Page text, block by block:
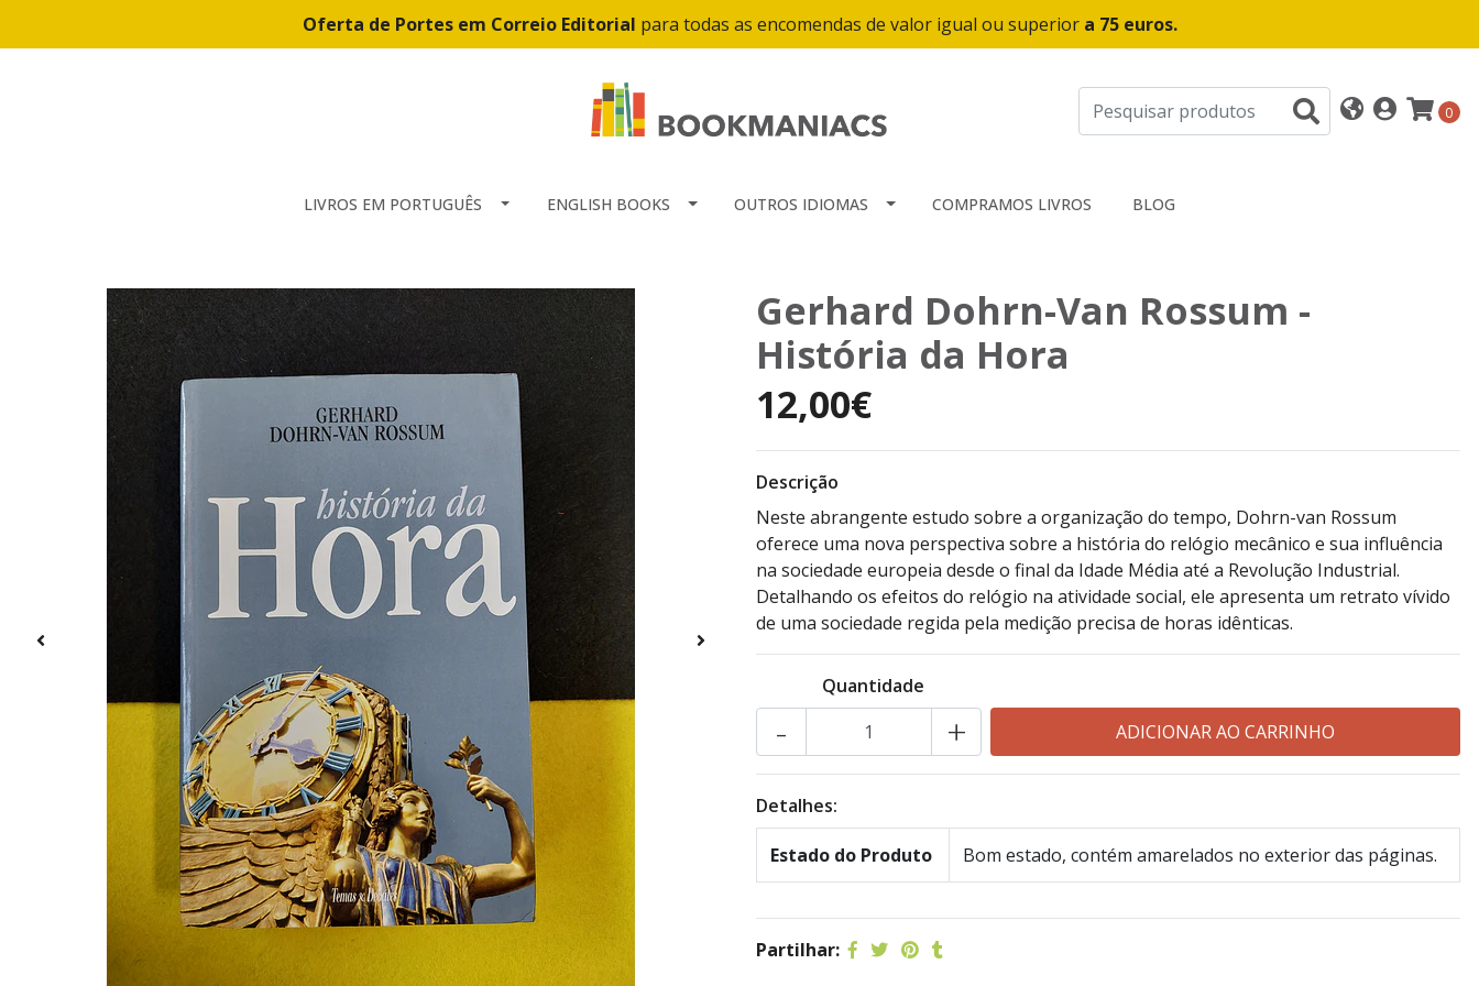
Oferta de Portes em Correio Editorial para todas as encomendas de valor igual ou superior a 75 euros.
0
LIVROS EM PORTUGUÊS ENGLISH BOOKS OUTROS IDIOMAS COMPRAMOS LIVROS BLOG
Gerhard Dohrn-Van Rossum -
História da Hora
12,00€
Descrição
Neste abrangente estudo sobre a organização do tempo, Dohrn-van Rossum
oferece uma nova perspectiva sobre a história do relógio mecânico e sua influência
na sociedade europeia desde o final da Idade Média até a Revolução Industrial.
Detalhando os efeitos do relógio na atividade social, ele apresenta um retrato vívido
de uma sociedade regida pela medição precisa de horas idênticas.
Quantidade
+
-
Detalhes:
Estado do Produto Bom estado, contém amarelados no exterior das páginas.
Partilhar: